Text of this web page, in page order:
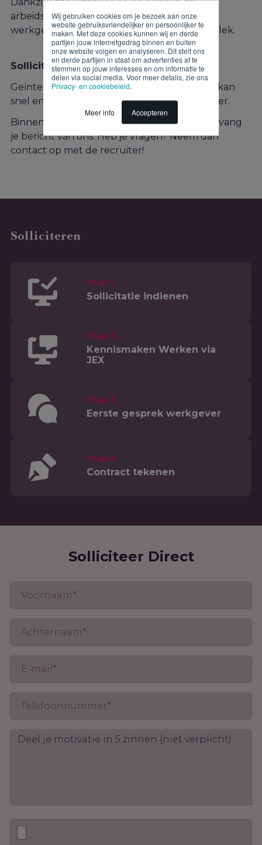
Wij gebruiken cookies om je bezoek aan onze
website gebruiksvriendelijker en persoonlijker te
maken. Met deze cookies kunnen wij en derde
partijen jouw internetgedrag binnen en buiten
onze website volgen en analyseren. Dit stelt ons
en derde partijen in staat om advertenties af te
stemmen op jouw interesses en om informatie te
delen via social media. Voor meer details, zie ons
Privacy- en cookiebeleid.
Meer info Accepteren
arbeidsmarkt en honderden aangesloten
werkgevers zit jij straks precies op de juiste plek.
Solliciteren
Geïnteresseerd in deze functie? Solliciteren kan
snel en gemakkelijk via onderstaand formulier.
Binnen twee werkdagen na je sollicitatie ontvang
je bericht van ons. Heb je vragen? Neem dan
contact op met de recruiter!
Solliciteren
Stap 1
Sollicitatie indienen
Stap 2
Kennismaken Werken via
JEX
Stap 3
Eerste gesprek werkgever
Stap 4
Contract tekenen
Solliciteer Direct